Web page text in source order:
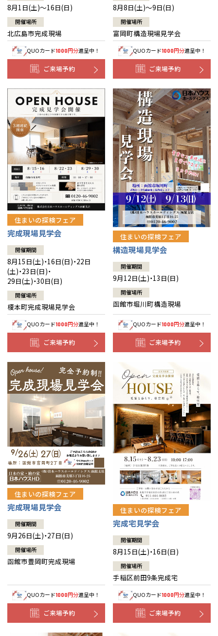
企業理念
会社概要
事業部紹介
IR情報
木材調達指針
グループ会社紹介
CMギャラリー
採用情報
8月1日(土)～16日(日)
開催場所
北広島市完成現場
QUOカード1000円分進呈中！
ご来場予約
8月8日(土)～9日(日)
開催場所
富岡町構造現場見学会
QUOカード1000円分進呈中！
ご来場予約
住まいの探検フェア
完成現場見学会
開催期間
8月15日(土)・16日(日)・22日
(土)・23日(日)・
29日(土)・30日(日)
開催場所
榎本町完成現場見学会
QUOカード1000円分進呈中！
ご来場予約
住まいの探検フェア
構造現場見学会
開催期間
9月12日(土)・13日(日)
開催場所
函館市堀川町構造現場
QUOカード1000円分進呈中！
ご来場予約
住まいの探検フェア
完成現場見学会
開催期間
9月26日(土)・27日(日)
開催場所
函館市豊岡町完成現場
QUOカード1000円分進呈中！
ご来場予約
住まいの探検フェア
完成宅見学会
開催期間
8月15日(土)・16日(日)
開催場所
手稲区前田9条完成宅
QUOカード1000円分進呈中！
ご来場予約